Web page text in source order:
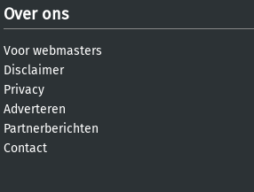
Over ons
Voor webmasters
Disclaimer
Privacy
Adverteren
Partnerberichten
Contact